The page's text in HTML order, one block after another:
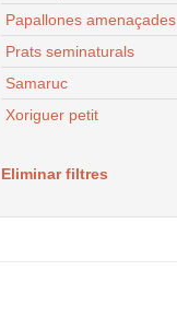
Papallones amenaçades
Prats seminaturals
Samaruc
Xoriguer petit
Eliminar filtres